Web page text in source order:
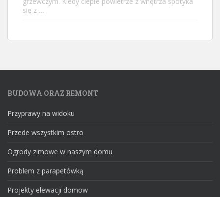
się z …
BUDOWA ORAZ REMONT
Przyprawy na widoku
Przede wszystkim ostro
Ogrody zimowe w naszym domu
Problem z parapetówką
Projekty elewacji domow